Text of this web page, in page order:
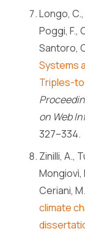
Longo,
Poggi, F.,
Santoro,
Systems
Triples-
on Web
327–334.
Zinilli, A.,
Mongiovì,
Ceriani,
climate